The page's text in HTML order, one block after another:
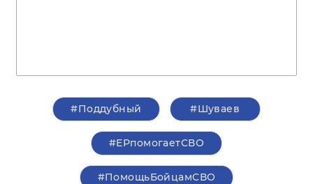
#Поддубный #Шуваев
#ЕРпомогаетСВО
#ПомощьБойцамСВО